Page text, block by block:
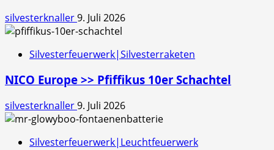
silvesterknaller9. Juli 2026
Silvesterfeuerwerk|Silvesterraketen
NICO Europe >> Pfiffikus 10er Schachtel
silvesterknaller9. Juli 2026
Silvesterfeuerwerk|Leuchtfeuerwerk